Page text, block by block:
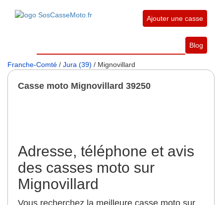
Ajouter une casse
Blog
Franche-Comté / Jura (39) / Mignovillard
Casse moto Mignovillard 39250
Adresse, téléphone et avis
des casses moto sur
Mignovillard
Vous recherchez la meilleure casse moto sur